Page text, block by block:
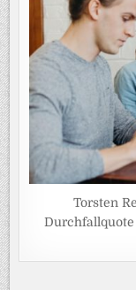
Torsten